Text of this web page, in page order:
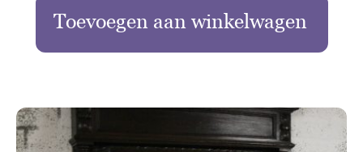
Toevoegen aan winkelwagen